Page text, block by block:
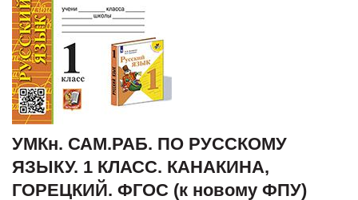
УМКн. САМ.РАБ. ПО РУССКОМУ
ЯЗЫКУ. 1 КЛАСС. КАНАКИНА,
ГОРЕЦКИЙ. ФГОС (к новому ФПУ)